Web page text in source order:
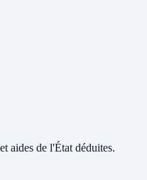
aides de l'État déduites.